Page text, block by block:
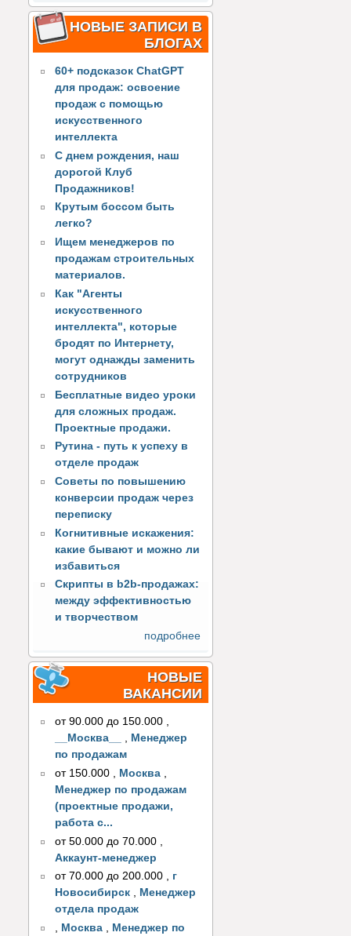
НОВЫЕ ЗАПИСИ В
БЛОГАХ
60+ подсказок ChatGPT
для продаж: освоение
продаж с помощью
искусственного
интеллекта
С днем рождения, наш
дорогой Клуб
Продажников!
Крутым боссом быть
легко?
Ищем менеджеров по
продажам строительных
материалов.
Как "Агенты
искусственного
интеллекта", которые
бродят по Интернету,
могут однажды заменить
сотрудников
Бесплатные видео уроки
для сложных продаж.
Проектные продажи.
Рутина - путь к успеху в
отделе продаж
Советы по повышению
конверсии продаж через
переписку
Когнитивные искажения:
какие бывают и можно ли
избавиться
Скрипты в b2b-продажах:
между эффективностью
и творчеством
подробнее
НОВЫЕ
ВАКАНСИИ
от 90.000 до 150.000 ,
__Москва__
, Менеджер
по продажам
от 150.000
Москва
Менеджер по продажам
(проектные продажи,
работа с...
от 50.000 до 70.000
Аккаунт-менеджер
от 70.000 до 200.000 , г
Новосибирск , Менеджер
отдела продаж
, Москва , Менеджер по